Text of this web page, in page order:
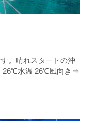
。晴れスタートの沖
26℃水温 26℃風向き⇒